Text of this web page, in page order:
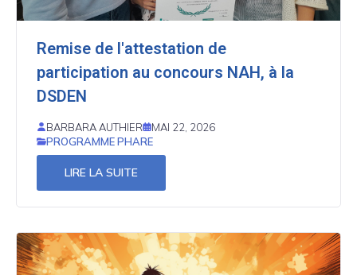
Remise de l'attestation de
participation au concours NAH, à la
DSDEN
BARBARA AUTHIER
MAI 22, 2026
PROGRAMME PHARE
LIRE LA SUITE